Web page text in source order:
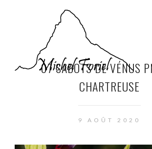
07 SABOTS DE VÉNUS
CHARTREUSE
9 AOÛT 2020